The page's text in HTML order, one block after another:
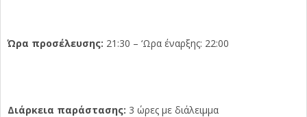
Ώρα προσέλευσης: 21:30 – ‘Ωρα έναρξης: 22:00
Διάρκεια παράστασης: 3 ώρες με διάλειμμα